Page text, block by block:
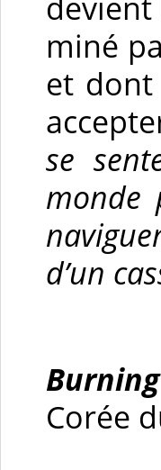
miné
et
se
monde
d’un
Burning
Corée